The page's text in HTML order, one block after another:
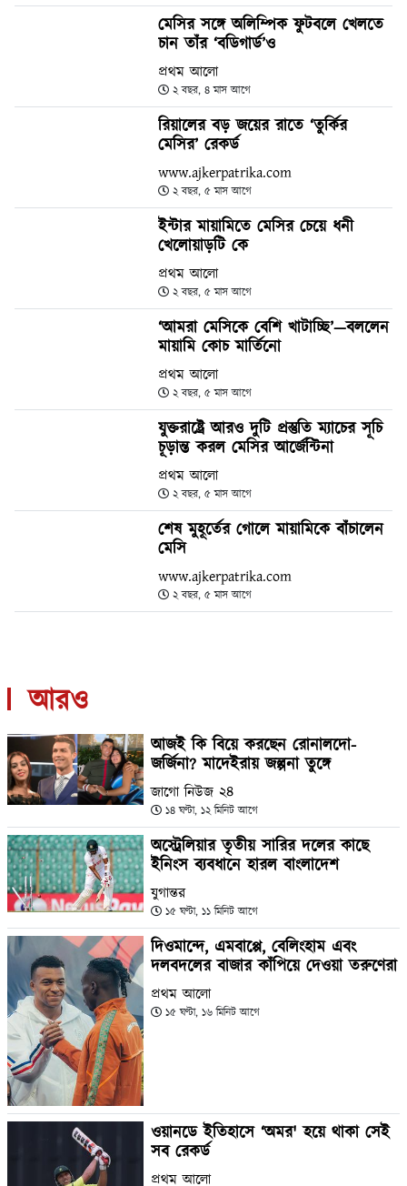
মেসির সঙ্গে অলিম্পিক ফুটবলে খেলতে
চান তাঁর ‘বডিগার্ড’ও
প্রথম আলো
২ বছর, ৪ মাস আগে
রিয়ালের বড় জয়ের রাতে ‘তুর্কির
মেসির’ রেকর্ড
www.ajkerpatrika.com
২ বছর, ৫ মাস আগে
ইন্টার মায়ামিতে মেসির চেয়ে ধনী
খেলোয়াড়টি কে
প্রথম আলো
২ বছর, ৫ মাস আগে
‘আমরা মেসিকে বেশি খাটাচ্ছি’—বললেন
মায়ামি কোচ মার্তিনো
প্রথম আলো
২ বছর, ৫ মাস আগে
যুক্তরাষ্ট্রে আরও দুটি প্রস্তুতি ম্যাচের সূচি
চূড়ান্ত করল মেসির আর্জেন্টিনা
প্রথম আলো
২ বছর, ৫ মাস আগে
শেষ মুহূর্তের গোলে মায়ামিকে বাঁচালেন
মেসি
www.ajkerpatrika.com
২ বছর, ৫ মাস আগে
আরও
আজই কি বিয়ে করছেন রোনালদো-
জর্জিনা? মাদেইরায় জল্পনা তুঙ্গে
জাগো নিউজ ২৪
১৪ ঘণ্টা, ১২ মিনিট আগে
অস্ট্রেলিয়ার তৃতীয় সারির দলের কাছে
ইনিংস ব্যবধানে হারল বাংলাদেশ
যুগান্তর
১৫ ঘণ্টা, ১১ মিনিট আগে
দিওমান্দে, এমবাপ্পে, বেলিংহাম এবং
দলবদলের বাজার কাঁপিয়ে দেওয়া তরুণেরা
প্রথম আলো
১৫ ঘণ্টা, ১৬ মিনিট আগে
ওয়ানডে ইতিহাসে ‘অমর' হয়ে থাকা সেই
সব রেকর্ড
প্রথম আলো